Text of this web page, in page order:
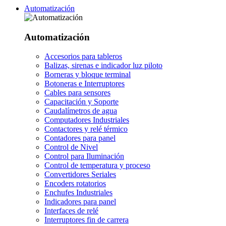
Automatización
Automatización
Accesorios para tableros
Balizas, sirenas e indicador luz piloto
Borneras y bloque terminal
Botoneras e Interruptores
Cables para sensores
Capacitación y Soporte
Caudalímetros de agua
Computadores Industriales
Contactores y relé térmico
Contadores para panel
Control de Nivel
Control para Iluminación
Control de temperatura y proceso
Convertidores Seriales
Encoders rotatorios
Enchufes Industriales
Indicadores para panel
Interfaces de relé
Interruptores fin de carrera